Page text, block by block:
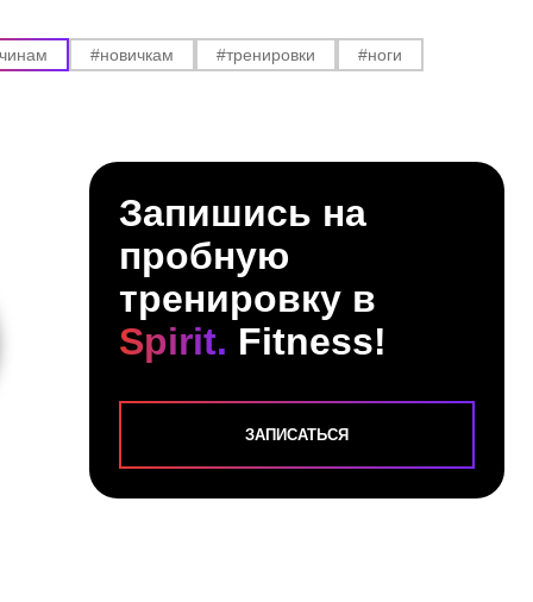
#новичкам #тренировки
#ноги
АНТОН
тренер тренажерного
Запишись на
пробную
тренировку в
Spirit. Fitness!
ЗАПИСАТЬСЯ